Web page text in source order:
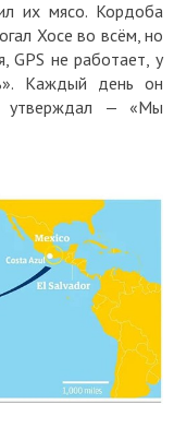
их мясо. Кордоба
Хосе во всём, но
GPS не работает, у
Каждый день он
утверждал — «Мы